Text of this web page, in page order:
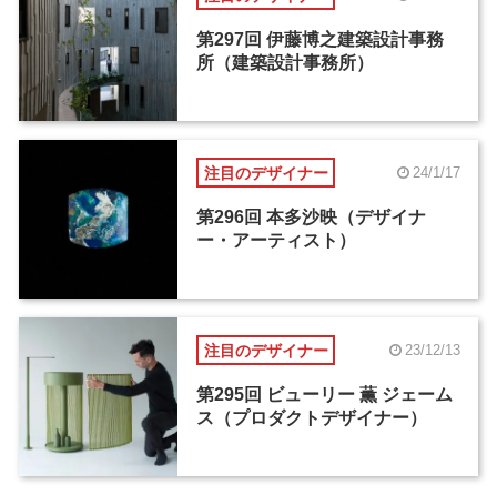
第297回 伊藤博之建築設計事務
所（建築設計事務所）
注目のデザイナー 24/1/17
第296回 本多沙映（デザイナ
ー・アーティスト）
注目のデザイナー 23/12/13
第295回 ビューリー 薫 ジェーム
ス（プロダクトデザイナー）